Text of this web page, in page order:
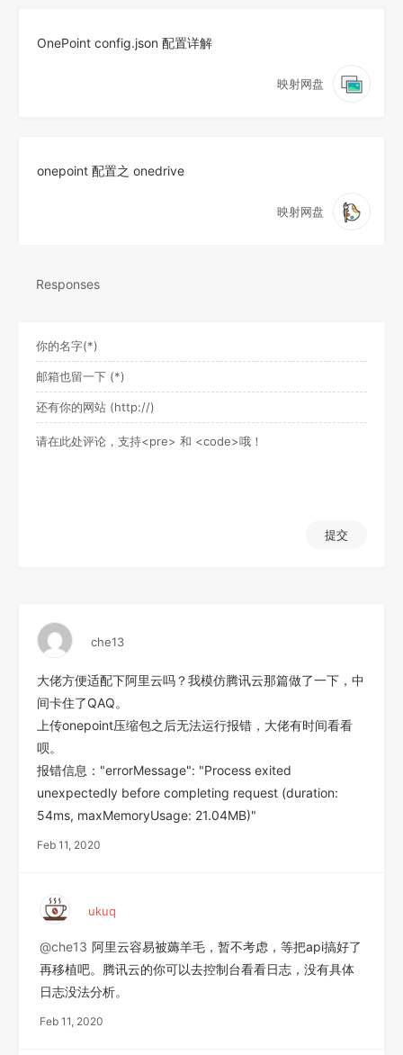
OnePoint config.json 配置详解
映射网盘
onepoint 配置之 onedrive
映射网盘
Responses
提交
che13
大佬方便适配下阿里云吗？我模仿腾讯云那篇做了一下，中
间卡住了QAQ。
上传onepoint压缩包之后无法运行报错，大佬有时间看看
呗。
报错信息："errorMessage": "Process exited
unexpectedly before completing request (duration:
54ms, maxMemoryUsage: 21.04MB)"
Feb 11, 2020
ukuq
@che13 阿里云容易被薅羊毛，暂不考虑，等把api搞好了
再移植吧。腾讯云的你可以去控制台看看日志，没有具体
日志没法分析。
Feb 11, 2020